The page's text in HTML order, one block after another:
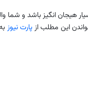
هیجان انگیز باشد و شما
این مطلب از پارت نیوز